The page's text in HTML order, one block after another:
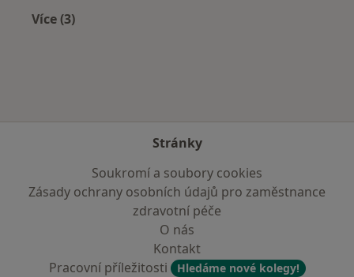
Více (3)
Stránky
Soukromí a soubory cookies
Zásady ochrany osobních údajů pro zaměstnance
zdravotní péče
O nás
Kontakt
Pracovní příležitosti
Hledáme nové kolegy!